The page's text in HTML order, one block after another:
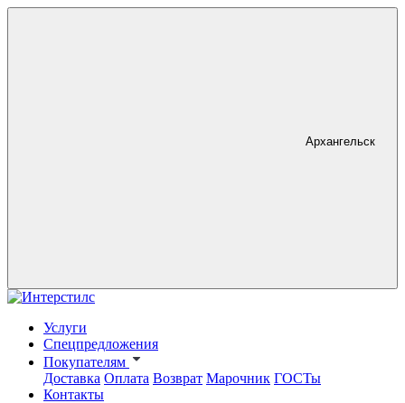
Архангельск
Услуги
Спецпредложения
Покупателям
Доставка Оплата Возврат Марочник ГОСТы
Контакты